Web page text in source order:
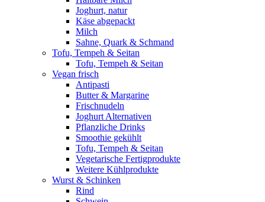
Joghurt, natur
Käse abgepackt
Milch
Sahne, Quark & Schmand
Tofu, Tempeh & Seitan
Tofu, Tempeh & Seitan
Vegan frisch
Antipasti
Butter & Margarine
Frischnudeln
Joghurt Alternativen
Pflanzliche Drinks
Smoothie gekühlt
Tofu, Tempeh & Seitan
Vegetarische Fertigprodukte
Weitere Kühlprodukte
Wurst & Schinken
Rind